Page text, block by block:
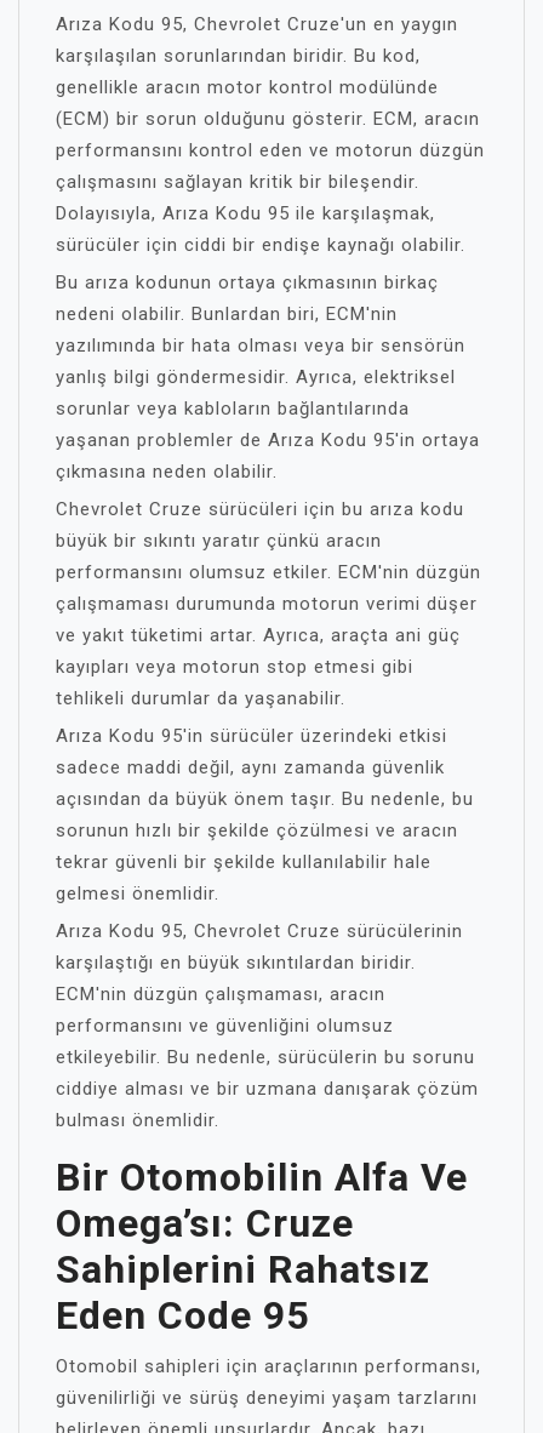
Arıza Kodu 95, Chevrolet Cruze'un en yaygın
karşılaşılan sorunlarından biridir. Bu kod,
genellikle aracın motor kontrol modülünde
(ECM) bir sorun olduğunu gösterir. ECM, aracın
performansını kontrol eden ve motorun düzgün
çalışmasını sağlayan kritik bir bileşendir.
Dolayısıyla, Arıza Kodu 95 ile karşılaşmak,
sürücüler için ciddi bir endişe kaynağı olabilir.
Bu arıza kodunun ortaya çıkmasının birkaç
nedeni olabilir. Bunlardan biri, ECM'nin
yazılımında bir hata olması veya bir sensörün
yanlış bilgi göndermesidir. Ayrıca, elektriksel
sorunlar veya kabloların bağlantılarında
yaşanan problemler de Arıza Kodu 95'in ortaya
çıkmasına neden olabilir.
Chevrolet Cruze sürücüleri için bu arıza kodu
büyük bir sıkıntı yaratır çünkü aracın
performansını olumsuz etkiler. ECM'nin düzgün
çalışmaması durumunda motorun verimi düşer
ve yakıt tüketimi artar. Ayrıca, araçta ani güç
kayıpları veya motorun stop etmesi gibi
tehlikeli durumlar da yaşanabilir.
Arıza Kodu 95'in sürücüler üzerindeki etkisi
sadece maddi değil, aynı zamanda güvenlik
açısından da büyük önem taşır. Bu nedenle, bu
sorunun hızlı bir şekilde çözülmesi ve aracın
tekrar güvenli bir şekilde kullanılabilir hale
gelmesi önemlidir.
Arıza Kodu 95, Chevrolet Cruze sürücülerinin
karşılaştığı en büyük sıkıntılardan biridir.
ECM'nin düzgün çalışmaması, aracın
performansını ve güvenliğini olumsuz
etkileyebilir. Bu nedenle, sürücülerin bu sorunu
ciddiye alması ve bir uzmana danışarak çözüm
bulması önemlidir.
Bir Otomobilin Alfa Ve
Omega’sı: Cruze
Sahiplerini Rahatsız
Eden Code 95
Otomobil sahipleri için araçlarının performansı,
güvenilirliği ve sürüş deneyimi yaşam tarzlarını